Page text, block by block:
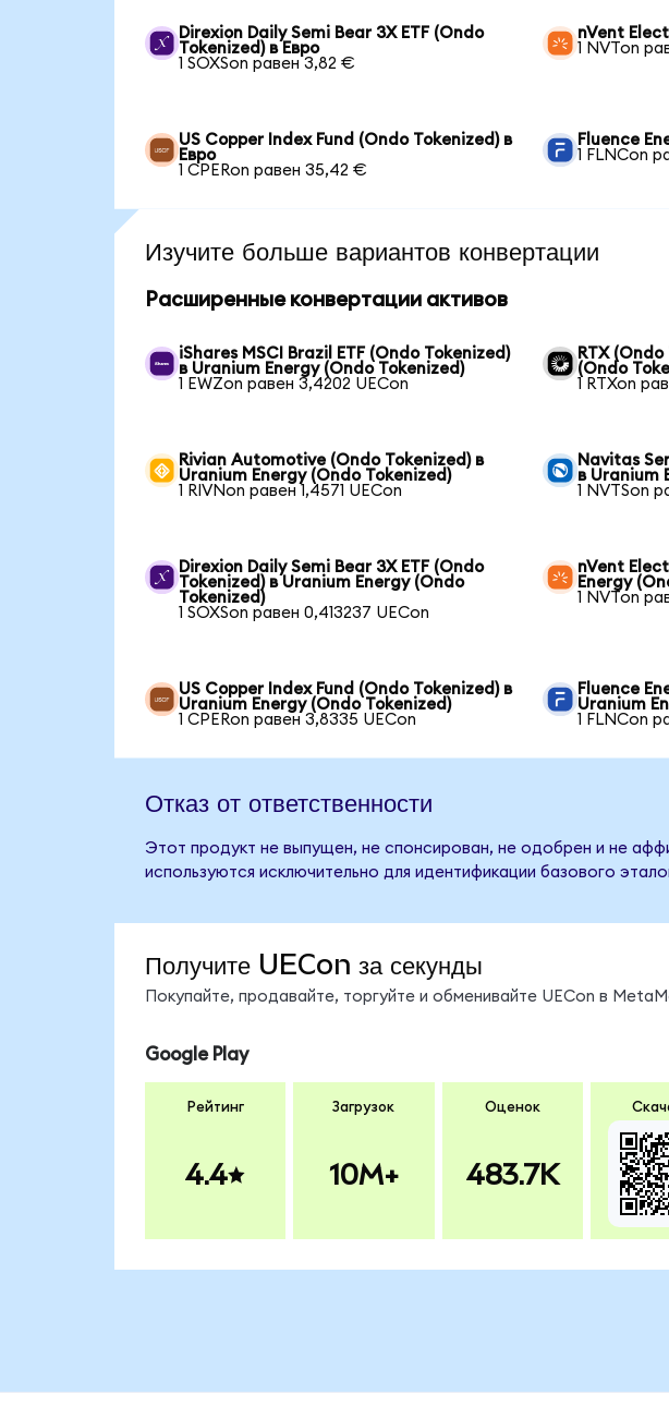
Direxion Daily Semi Bear 3X ETF (Ondo
Tokenized) в Евро
1 SOXSon равен 3,82 €
nVent
1 NVTon
US Copper Index Fund (Ondo Tokenized) в
Евро
1 CPERon равен 35,42 €
Fluence
1 FLNCon
Изучите больше вариантов конвертации
Расширенные конвертации активов
iShares MSCI Brazil ETF (Ondo Tokenized)
в Uranium Energy (Ondo Tokenized)
1 EWZon равен 3,4202 UECon
RTX
(Ondo
1 RTXon
Rivian Automotive (Ondo Tokenized) в
Uranium Energy (Ondo Tokenized)
1 RIVNon равен 1,4571 UECon
Navitas
в Uranium
1 NVTSon
Direxion Daily Semi Bear 3X ETF (Ondo
Tokenized) в Uranium Energy (Ondo
Tokenized)
1 SOXSon равен 0,413237 UECon
nVent
Energy
1 NVTon
US Copper Index Fund (Ondo Tokenized) в
Uranium Energy (Ondo Tokenized)
1 CPERon равен 3,8335 UECon
Fluence
Uranium
1 FLNCon
Отказ от ответственности
Этот продукт не выпущен, не спонсирован, не одобрен и не
используются исключительно для идентификации базового
Получите UECon за секунды
Покупайте, продавайте, торгуйте и обменивайте UECon в
Google Play
Рейтинг
4.4
Загрузок
10M+
Оценок
483.7K